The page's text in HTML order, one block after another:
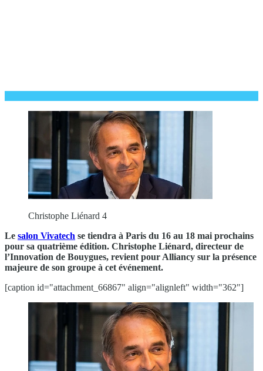
Christophe Liénard 4
Le salon Vivatech se tiendra à Paris du 16 au 18 mai prochains
pour sa quatrième édition. Christophe Liénard, directeur de
l’Innovation de Bouygues, revient pour Alliancy sur la présence
majeure de son groupe à cet événement.
[caption id="attachment_66867" align="alignleft" width="362"]